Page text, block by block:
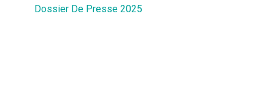
Dossier De Presse 2025